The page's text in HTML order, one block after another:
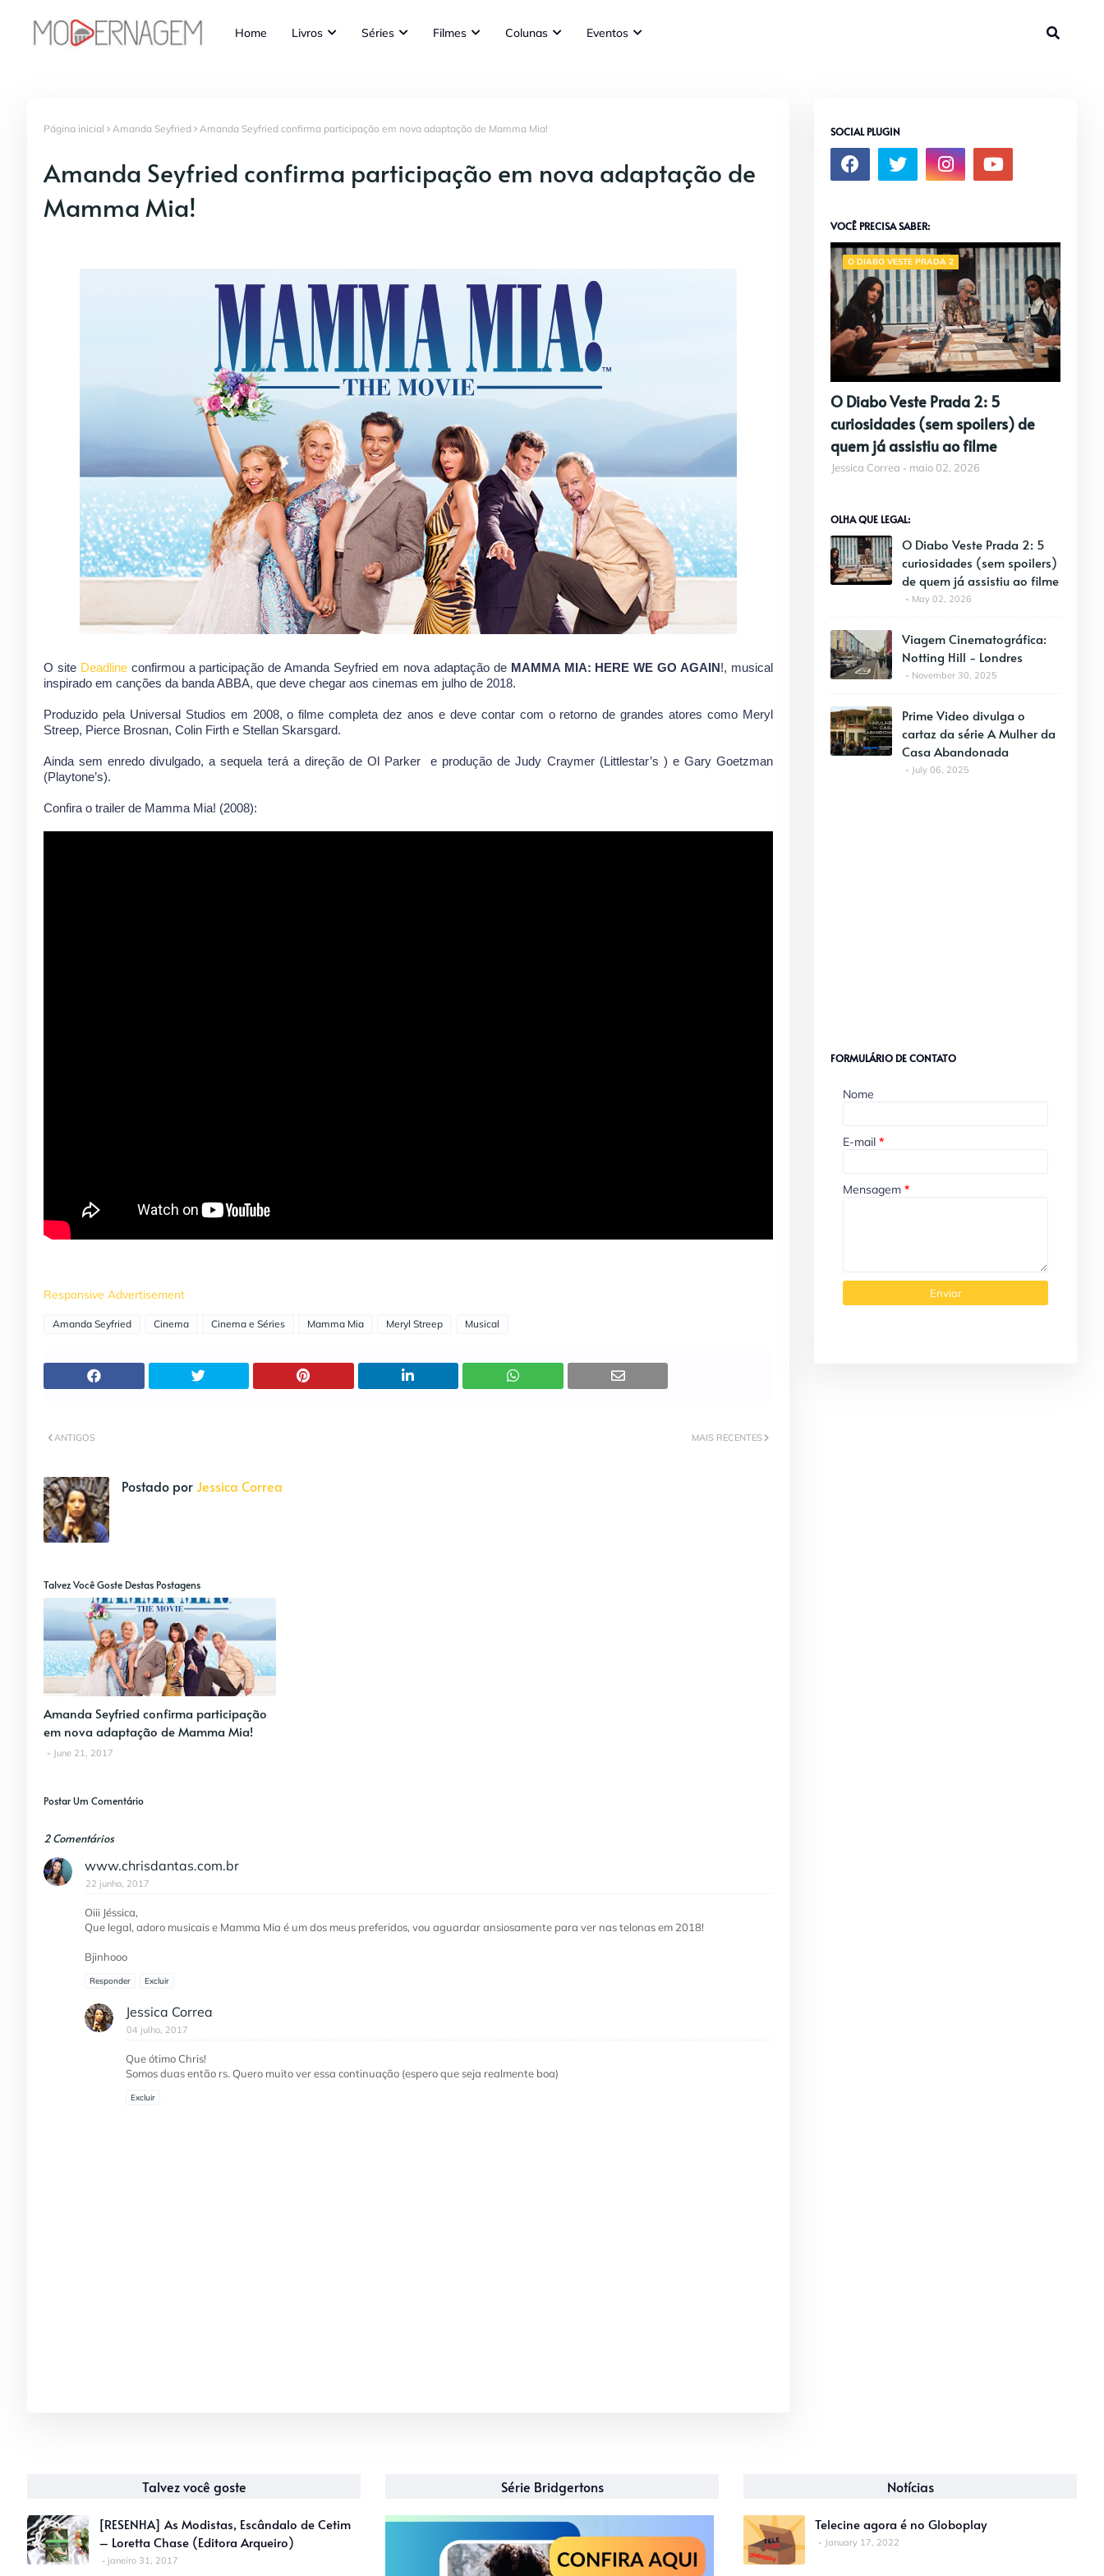
Home Livros Séries Filmes Colunas Eventos
Página inicial Amanda Seyfried Amanda Seyfried confirma participação em nova adaptação de Mamma Mia!
Amanda Seyfried confirma participação em nova adaptação de
Mamma Mia!
O site Deadlineconfirmou a participação de Amanda Seyfried em nova adaptação de MAMMA MIA: HERE WE GO AGAIN!, musical
inspirado em canções da banda ABBA, que deve chegar aos cinemas em julho de 2018.
Produzido pela Universal Studios em 2008, o filme completa dez anos e deve contar com o retorno de grandes atores como Meryl
Streep, Pierce Brosnan, Colin Firth e Stellan Skarsgard.
Ainda sem enredo divulgado, a sequela terá a direção de Ol Parker
e produção de Judy Craymer (Littlestar’s ) e Gary Goetzman
(Playtone’s).
Confira o trailer de Mamma Mia! (2008):
Responsive Advertisement
Amanda Seyfried Cinema Cinema e Séries Mamma Mia Meryl Streep Musical
MAIS RECENTES
ANTIGOS
Postado porJessica Correa
Talvez Você Goste Destas Postagens
Amanda Seyfried confirma participação
em nova adaptação de Mamma Mia!
June 21, 2017
Postar Um Comentário
2 Comentários
www.chrisdantas.com.br
22 junho, 2017
Oiii Jéssica,
Que legal, adoro musicais e Mamma Mia é um dos meus preferidos, vou aguardar ansiosamente para ver nas telonas em 2018!
Bjinhooo
Responder Excluir
Jessica Correa
04 julho, 2017
Que ótimo Chris!
Somos duas então rs. Quero muito ver essa continuação (espero que seja realmente boa)
Excluir
SOCIAL PLUGIN
VOCÊ PRECISA SABER:
O DIABO VESTE PRADA 2
O Diabo Veste Prada 2: 5
curiosidades (sem spoilers) de
quem já assistiu ao filme
Jessica Correa maio 02, 2026
OLHA QUE LEGAL:
O Diabo Veste Prada 2: 5
curiosidades (sem spoilers)
de quem já assistiu ao filme
May 02, 2026
Viagem Cinematográfica:
Notting Hill - Londres
November 30, 2025
Prime Video divulga o
cartaz da série A Mulher da
Casa Abandonada
July 06, 2025
FORMULÁRIO DE CONTATO
Nome
E-mail *
Mensagem *
Talvez você goste
[RESENHA] As Modistas, Escândalo de Cetim
– Loretta Chase (Editora Arqueiro)
janeiro 31, 2017
Série Bridgertons Notícias
Telecine agora é no Globoplay
January 17, 2022